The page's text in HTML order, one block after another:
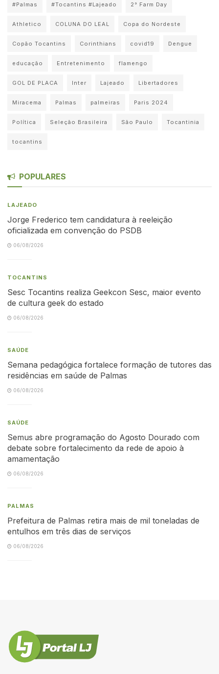
#Palmas #Tocantins #Lajeado 2° Farm Day
Athletico COLUNA DO LEAL Copa do Nordeste
Copão Tocantins Corinthians covid19 Dengue
educação Entretenimento flamengo
GOL DE PLACA Inter Lajeado Libertadores
Miracema Palmas palmeiras Paris 2024
Política Seleção Brasileira São Paulo Tocantinia
tocantins
POPULARES
LAJEADO
Jorge Frederico tem candidatura à reeleição
oficializada em convenção do PSDB
06/08/2026
TOCANTINS
Sesc Tocantins realiza Geekcon Sesc, maior evento
de cultura geek do estado
06/08/2026
SAÚDE
Semana pedagógica fortalece formação de tutores das
residências em saúde de Palmas
06/08/2026
SAÚDE
Semus abre programação do Agosto Dourado com
debate sobre fortalecimento da rede de apoio à
amamentação
06/08/2026
PALMAS
Prefeitura de Palmas retira mais de mil toneladas de
entulhos em três dias de serviços
06/08/2026